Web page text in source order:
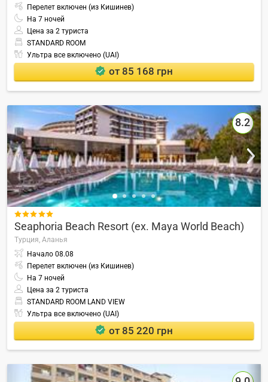
Перелет включен (из Кишинев)
На 7 ночей
Цена за 2 туриста
STANDARD ROOM
Ультра все включено (UAI)
от 85 168 грн
8.2

Seaphoria Beach Resort (ex. Maya World Beach)
Турция, Аланья
Начало 08.08
Перелет включен (из Кишинев)
На 7 ночей
Цена за 2 туриста
STANDARD ROOM LAND VIEW
Ультра все включено (UAI)
от 85 220 грн